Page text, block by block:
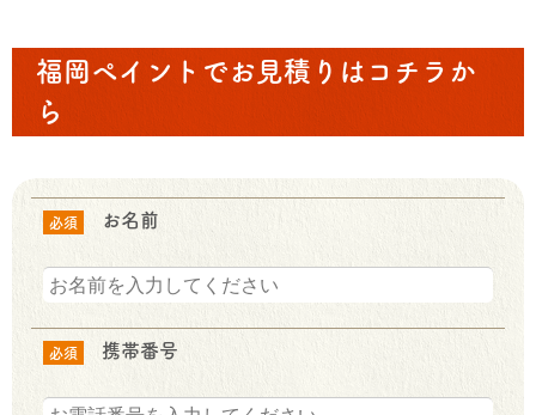
福岡ペイントでお見積りはコチラか
ら
必須 お名前
必須 携帯番号